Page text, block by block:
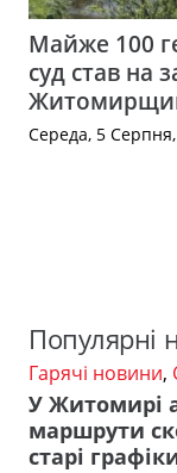
Майже 100
суд став на
Середа, 5
Популярні
Гарячі новини,
У Житомирі
маршрути
старі